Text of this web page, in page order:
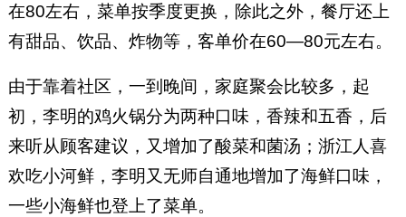
在80左右，菜单按季度更换，除此之外，餐厅还上
有甜品、饮品、炸物等，客单价在60—80元左右。
由于靠着社区，一到晚间，家庭聚会比较多，起
初，李明的鸡火锅分为两种口味，香辣和五香，后
来听从顾客建议，又增加了酸菜和菌汤；浙江人喜
欢吃小河鲜，李明又无师自通地增加了海鲜口味，
一些小海鲜也登上了菜单。